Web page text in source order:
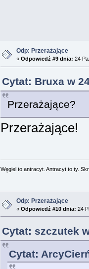
Odp: Przerażające
« Odpowiedź #9 dnia: 24
Cytat: Bruxa w
Przerażające?
Przerażające!
Węgiel to antracyt. Antracyt to ty.
Odp: Przerażające
« Odpowiedź #10 dnia: 24
Cytat: szczutek
Cytat: